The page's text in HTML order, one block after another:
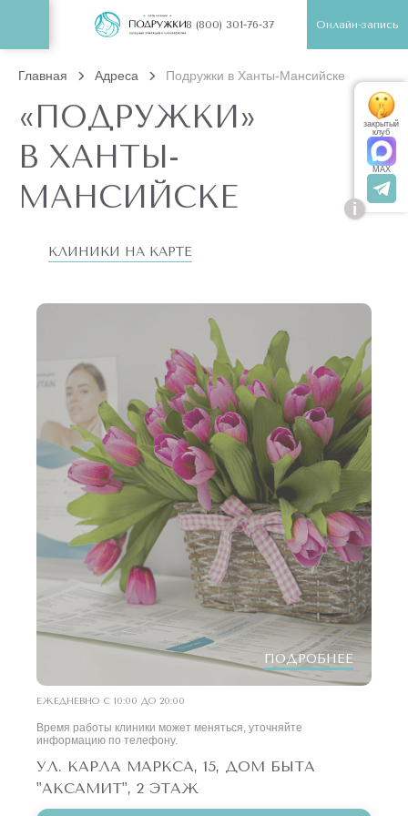
8 (800) 301-76-37 Онлайн-запись
Главная Адреса Подружки в Ханты-Мансийске
«ПОДРУЖКИ»
В ХАНТЫ-
МАНСИЙСКЕ
КЛИНИКИ НА КАРТЕ
ПОДРОБНЕЕ
ЕЖЕДНЕВНО С 10:00 ДО 20:00
Время работы клиники может меняться, уточняйте
информацию по телефону.
УЛ. КАРЛА МАРКСА, 15, ДОМ БЫТА
"АКСАМИТ", 2 ЭТАЖ
i
закрытый
клуб
MAX